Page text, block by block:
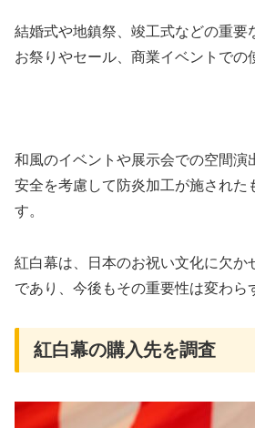
結婚式や地鎮祭、竣工式などの重要
お祭りやセール、商業イベントでの
和風のイベントや展示会での空間演
安全を考慮して防炎加工が施された
す。
紅白幕は、日本のお祝い文化に欠か
であり、今後もその重要性は変わら
紅白幕の購入先を調査